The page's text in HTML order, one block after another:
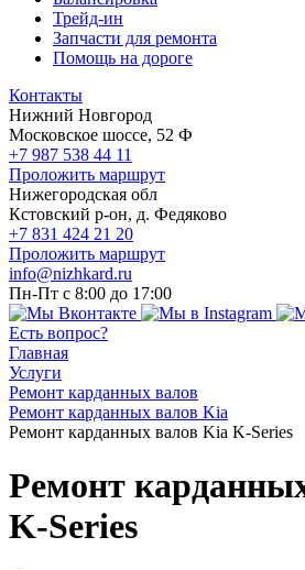
Трейд-ин
Запчасти для ремонта
Помощь на дороге
Контакты
Нижний Новгород
Московское шоссе, 52 Ф
+7 987 538 44 11
Проложить маршрут
Нижегородская обл
Кстовский р-он, д. Федяково
+7 831 424 21 20
Проложить маршрут
info@nizhkard.ru
Пн-Пт с 8:00 до 17:00
Есть вопрос?
Главная
Услуги
Ремонт карданных валов
Ремонт карданных валов Kia
Ремонт карданных валов Kia K-Series
Ремонт
K-Series